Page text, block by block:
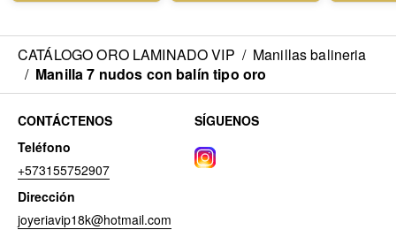
CATÁLOGO ORO LAMINADO VIP / Manillas balineria
/ Manilla 7 nudos con balín tipo oro
CONTÁCTENOS
Teléfono
+573155752907
Dirección
joyeriavip18k@hotmail.com
SÍGUENOS